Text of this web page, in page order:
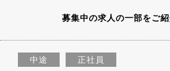
募集中の求人の一部をご
中途 正社員